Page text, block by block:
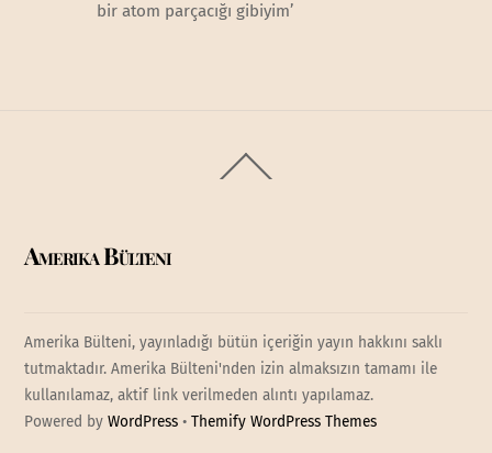
bir atom parçacığı gibiyim’
To
Amerika Bülteni
Amerika Bülteni, yayınladığı bütün içeriğin yayın hakkını saklı
tutmaktadır. Amerika Bülteni'nden izin almaksızın tamamı ile
kullanılamaz, aktif link verilmeden alıntı yapılamaz.
Powered byWordPress •Themify WordPress Themes